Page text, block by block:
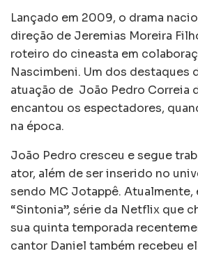
Lançado em 2009, o drama
direção de Jeremias Moreira
roteiro do cineasta em
Nascimbeni. Um dos destaques
atuação de João Pedro Correia
encantou os espectadores,
na época.
João Pedro cresceu e segue
ator, além de ser inserido no
sendo MC Jotappê. Atualmente,
“Sintonia”, série da Netflix que
sua quinta temporada
cantor Daniel também recebeu